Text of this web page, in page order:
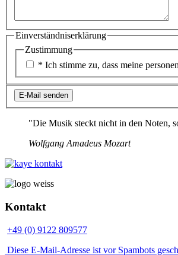
Einverständniserklärung
Zustimmung
(*)
Zustimmung
* Ich stimme zu, dass meine
Ergebnis
E-
Mail
E-Mail senden
"Die Musik steckt nicht in den Noten,
Wolfgang Amadeus Mozart
Kontakt
+49 (0) 9122 809577
Diese E-Mail-Adresse ist vor Spambots